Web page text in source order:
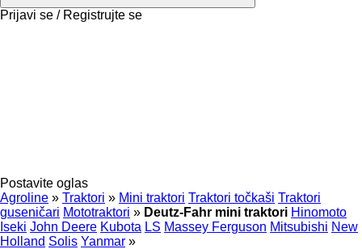
Prijavi se / Registrujte se
Postavite oglas
Agroline » Traktori » Mini traktori Traktori točkaši Traktori
guseničari Mototraktori » Deutz-Fahr mini traktori Hinomoto
Iseki John Deere Kubota LS Massey Ferguson Mitsubishi New
Holland Solis Yanmar »